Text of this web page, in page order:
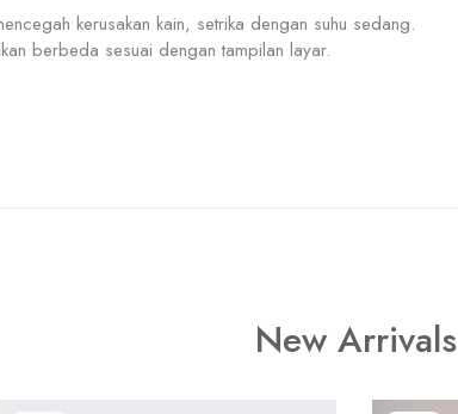
kerusakan kain, setrika dengan suhu sedang.
berbeda sesuai dengan tampilan layar.
New Arrivals